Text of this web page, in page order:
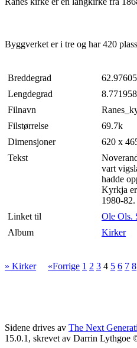
Byggverket er i tre og har 420
Breddegrad
Lengdegrad
Filnavn
Filstørrelse
69.7k
Dimensjoner
620 x
Tekst
vart
hadde
Kyrkja er
1980-82.
Linket til
Ole Ols.
Album
Kirker
» Kirker «Forrige 1 2 3 4 5 6 7 8
Sidene drives av The Next
15.0.1, skrevet av Darrin Lythgoe